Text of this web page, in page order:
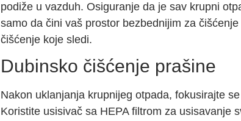
podiže u vazduh. Osiguranje da je sav krupni
samo da čini vaš prostor bezbednijim za
čišćenje koje sledi.
Dubinsko čišćenje prašine
Nakon uklanjanja krupnijeg otpada, fokusirajte
Koristite usisivač sa HEPA filtrom za usisavanje